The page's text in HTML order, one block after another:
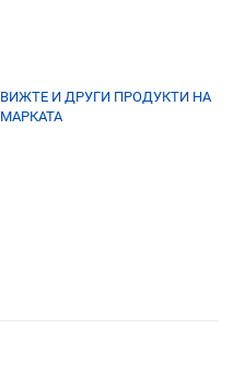
ВИЖТЕ И ДРУГИ ПРОДУКТИ НА
МАРКАТА